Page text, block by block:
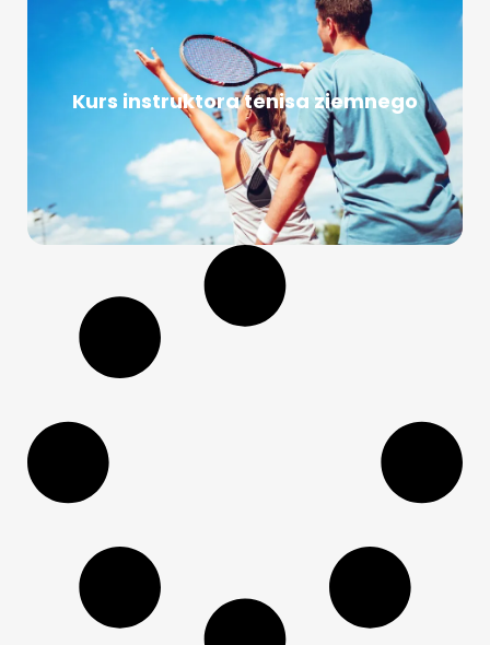
Kurs instruktora tenisa ziemnego